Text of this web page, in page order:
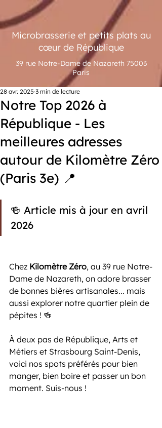
Microbrasserie et petits plats au
cœur de République
39 rue Notre-Dame de Nazareth 75003
Paris
Notre Top 2026 à
République - Les
meilleures adresses
autour de Kilomètre Zéro
(Paris 3e) 📍
28 avr. 2025 3 min de lecture
🍻 Article mis à jour en avril
2026
Chez Kilomètre Zéro, au 39 rue Notre-
Dame de Nazareth, on adore brasser
de bonnes bières artisanales... mais
aussi explorer notre quartier plein de
pépites ! 🍻
À deux pas de République, Arts et
Métiers et Strasbourg Saint-Denis,
voici nos spots préférés pour bien
manger, bien boire et passer un bon
moment. Suis-nous !